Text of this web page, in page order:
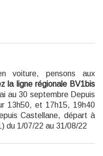
voiture, pensons aux
la ligne régionale BV1bis
au 30 septembre Depuis
13h50, et 17h15, 19h40
Castellane, départ à
du 1/07/22 au 31/08/22